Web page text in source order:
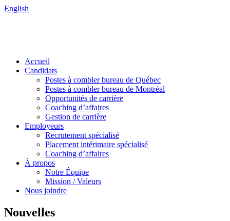
English
Accueil
Candidats
Postes à combler bureau de Québec
Postes à combler bureau de Montréal
Opportunités de carrière
Coaching d’affaires
Gestion de carrière
Employeurs
Recrutement spécialisé
Placement intérimaire spécialisé
Coaching d’affaires
À propos
Notre Équipe
Mission / Valeurs
Nous joindre
Nouvelles